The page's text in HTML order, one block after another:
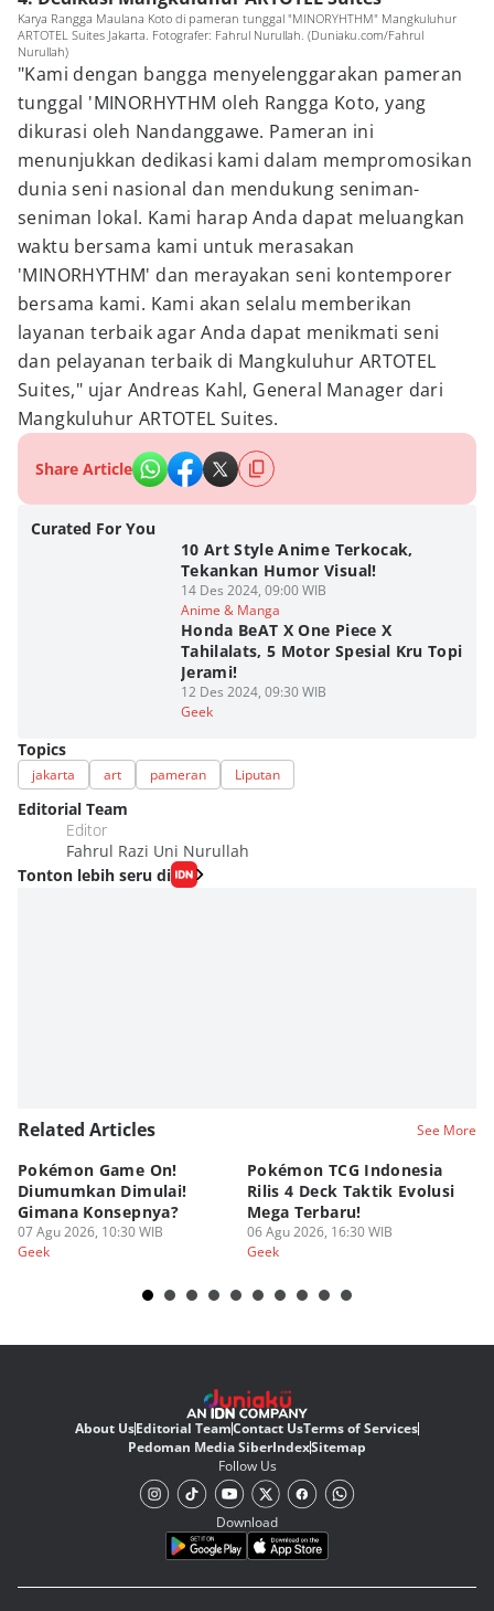
Karya Rangga Maulana Koto di pameran tunggal "MINORYHTHM" Mangkuluhur
ARTOTEL Suites Jakarta. Fotografer: Fahrul Nurullah. (Duniaku.com/Fahrul
Nurullah)
"Kami dengan bangga menyelenggarakan pameran
tunggal 'MINORHYTHM oleh Rangga Koto, yang
dikurasi oleh Nandanggawe. Pameran ini
menunjukkan dedikasi kami dalam mempromosikan
dunia seni nasional dan mendukung seniman-
seniman lokal. Kami harap Anda dapat meluangkan
waktu bersama kami untuk merasakan
'MINORHYTHM' dan merayakan seni kontemporer
bersama kami. Kami akan selalu memberikan
layanan terbaik agar Anda dapat menikmati seni
dan pelayanan terbaik di Mangkuluhur ARTOTEL
Suites," ujar Andreas Kahl, General Manager dari
Mangkuluhur ARTOTEL Suites.
Share Article
Curated For You
10 Art Style Anime Terkocak,
Tekankan Humor Visual!
14 Des 2024, 09:00 WIB
Anime & Manga
Honda BeAT X One Piece X
Tahilalats, 5 Motor Spesial Kru Topi
Jerami!
12 Des 2024, 09:30 WIB
Geek
Topics
jakarta art pameran Liputan
Editorial Team
Editor
Fahrul Razi Uni Nurullah
Tonton lebih seru di
Related Articles See More
Pokémon Game On!
Diumumkan Dimulai!
Gimana Konsepnya?
07 Agu 2026, 10:30 WIB
Geek
Pokémon TCG Indonesia
Rilis 4 Deck Taktik Evolusi
Mega Terbaru!
06 Agu 2026, 16:30 WIB
Geek
About UsEditorial TeamContact UsTerms of Services
Pedoman Media SiberIndexSitemap
Follow Us
Download